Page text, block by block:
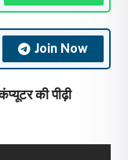
Join Now
की पीढ़ी